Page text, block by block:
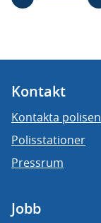
Kontakt
Kontakta polisen
Polisstationer
Pressrum
Jobb